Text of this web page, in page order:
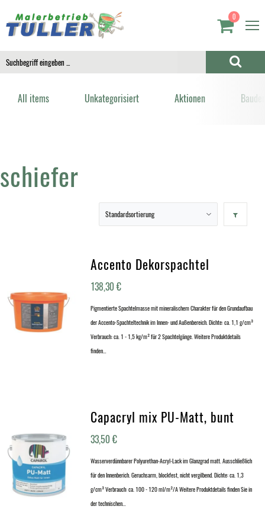
0
All items Unkategorisiert Aktionen
schiefer
Accento Dekorspachtel
138,30€
Pigmentierte Spachtelmasse mit mineralischem Charakter für den Grundaufbau
der Accento-Spachteltechnik im Innen- und Außenbereich. Dichte: ca. 1,1 g/cm³
Verbrauch: ca. 1 - 1,5 kg/m² für 2 Spachtelgänge. Weitere Produktdetails
finden…
Capacryl mix PU-Matt, bunt
33,50€
Wasserverdünnbarer Polyurethan-Acryl-Lack im Glanzgrad matt. Ausschließlich
für den Innenberich. Geruchsarm, blockfest, nicht vergilbend. Dichte: ca. 1,3
g/cm³ Verbrauch: ca. 100 - 120 ml/m²/A Weitere Produktdetails finden Sie in
der technischen…